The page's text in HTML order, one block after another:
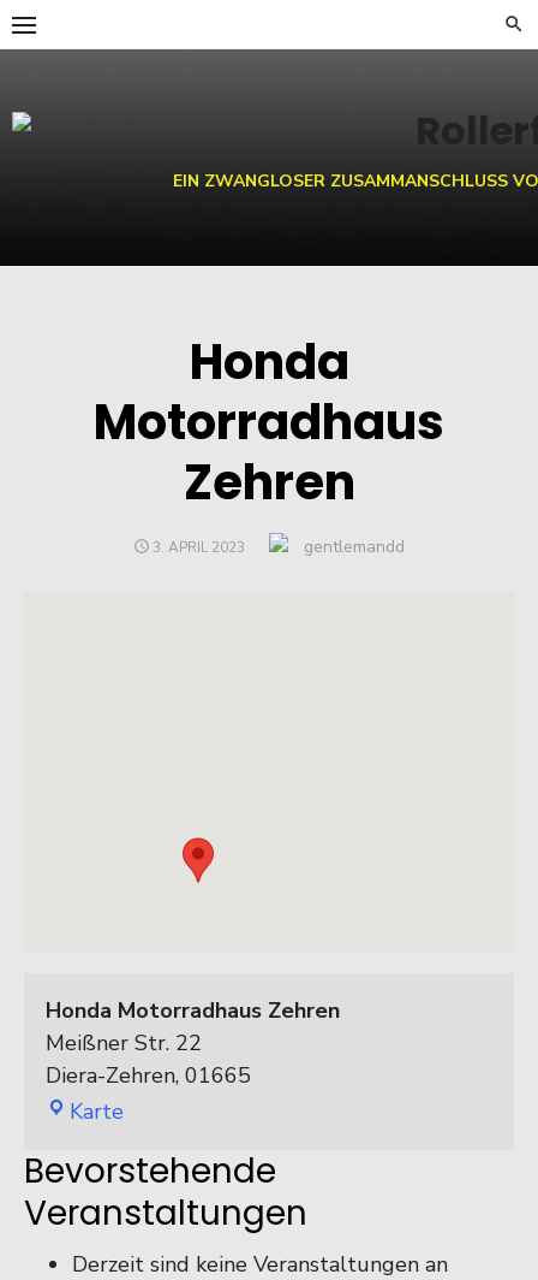
Skip
to
EIN ZWANGLOSER ZUSAMMANSCHLUSS
Honda
Motorradhaus
Zehren
POSTED
3. APRIL 2023 Author
gentlemandd
Honda Motorradhaus Zehren
Meißner Str. 22
Diera-Zehren, 01665
Karte
Zehren
Bevorstehende
Veranstaltungen
Derzeit sind keine Veranstaltungen an